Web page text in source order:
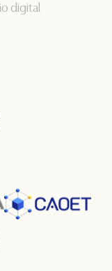
digital